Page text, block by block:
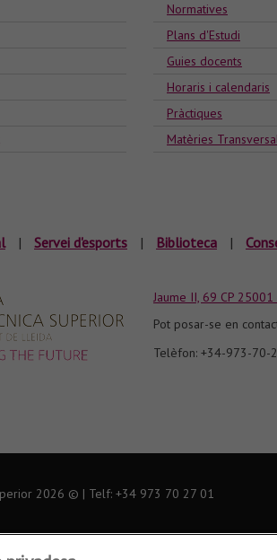
Normatives
Plans d'Estudi
Guies docents
Horaris i calendaris
Pràctiques
Matèries
| Servei d'esports | Biblioteca |
Jaume II, 69 CP
Pot posar-se en
Telèfon: +34-973-70-
2026 © | Telf: +34 973 70 27 01